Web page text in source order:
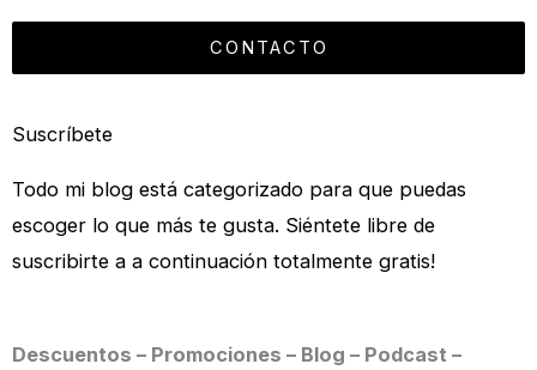
CONTACTO
Suscríbete
Todo mi blog está categorizado para que puedas
escoger lo que más te gusta. Siéntete libre de
suscribirte a a continuación totalmente gratis!
Descuentos – Promociones – Blog – Podcast –